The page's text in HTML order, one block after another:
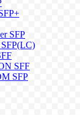
SFP
SFF
SFP